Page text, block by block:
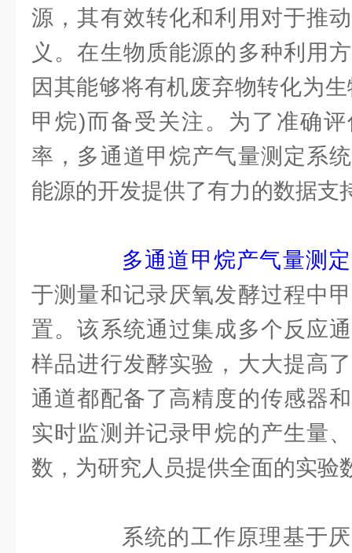
源，其有效转化和利用对于推
义。在生物质能源的多种利用
因其能够将有机废弃物转化为
甲烷)而备受关注。为了准确
率，多通道甲烷产气量测定系
能源的开发提供了有力的数据支
多通道甲烷产气量测
于测量和记录厌氧发酵过程中
置。该系统通过集成多个反应
样品进行发酵实验，大大提高
通道都配备了高精度的传感器
实时监测并记录甲烷的产生量
数，为研究人员提供全面的实验
系统的工作原理基于厌